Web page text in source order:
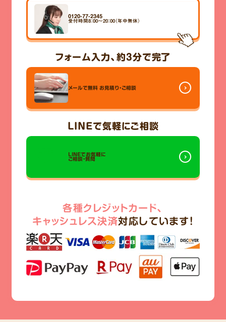
0120-77-2345
受付時間8：00～20：00（年中無休）
フォーム入力、 約3分で完了
メールで無料 お見積り・ご相談
LINEで気軽にご相談
LINEでお気軽に
ご相談・質問
各種クレジットカード、
キャッシュレス決済対応しています!